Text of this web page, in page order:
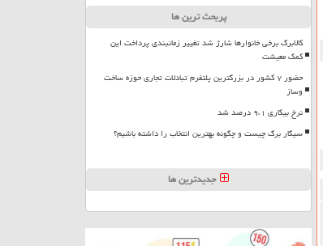
پربحث ترین ها
کالابرگ برخی خانوارها شارژ شد تغییر زمانبندی پرداخت این
کمک معیشت
حضور ۷ کشور در بزرگترین پلتفرم تبادلات تجاری حوزه ساخت
وساز
نرخ بیکاری ۹،۱ درصد شد
سیگار برگ چیست و چگونه بهترین انتخاب را داشته باشیم؟
جدیدترین ها